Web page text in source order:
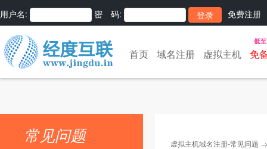
用户名: 密 码: 免费注册
首页 域名注册 虚拟主机 免
常见问题 虚拟主机域名注册-常见问题